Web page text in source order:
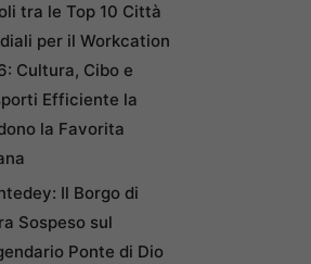
tra le Top 10 Città
per il Workcation
Cultura, Cibo e
Efficiente la
la Favorita
Il Borgo di
Sospeso sul
Ponte di Dio